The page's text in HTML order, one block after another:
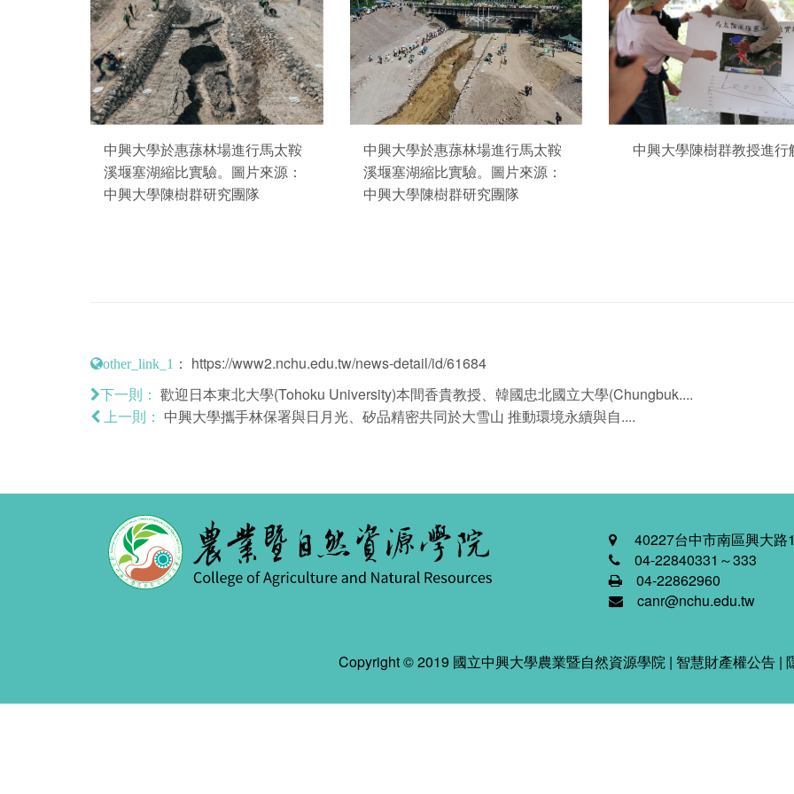
中興大學於惠蓀林場進行馬太鞍
溪堰塞湖縮比實驗。圖片來源：
中興大學陳樹群研究團隊
中興大學於惠蓀林場進行馬太鞍
溪堰塞湖縮比實驗。圖片來源：
中興大學陳樹群研究團隊
中興大學陳樹群教授進行
other_link_1 ： https://www2.nchu.edu.tw/news-detail/id/61684
下一則： 歡迎日本東北大學(Tohoku University)本間香貴教授、韓國忠北國立大學(Chungbuk....
上一則： 中興大學攜手林保署與日月光、矽品精密共同於大雪山 推動環境永續與自....
40227台中市南區興大路
04-22840331～333
04-22862960
canr@nchu.edu.tw
Copyright © 2019 國立中興大學農業暨自然資源學院 | 智慧財產權公告|